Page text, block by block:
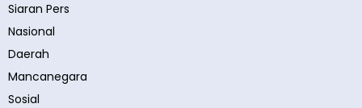
Siaran Pers
Nasional
Daerah
Mancanegara
Sosial